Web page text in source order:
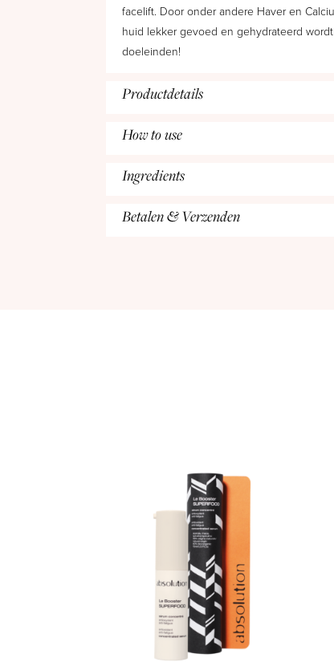
facelift. Door onder andere Haver en
huid lekker gevoed en gehydrateerd
doeleinden!
Productdetails
How to use
Ingredients
Betalen & Verzenden